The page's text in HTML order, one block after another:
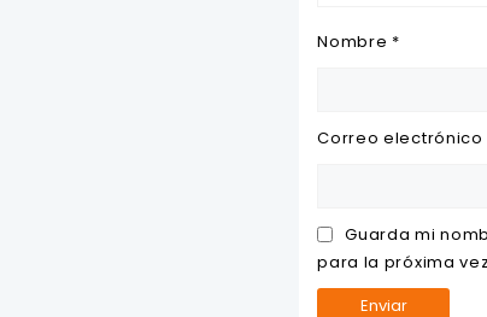
Nombre *
Correo electrónico
Guarda mi
para la próxima